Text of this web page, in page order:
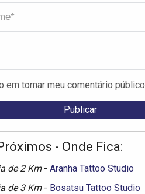
em tornar meu comentário público
- Onde Fica:
de 2 Km - Aranha Tattoo Studio
de 3 Km - Bosatsu Tattoo Studio